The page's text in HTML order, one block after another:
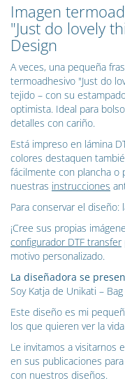
Imagen
"Just do lovely
Design
A veces, una pequeña
termoadhesivo "Just do
tejido – con su
optimista. Ideal para
detalles con cariño.
Está impreso en lámina
colores destaquen
fácilmente con plancha o
nuestras instrucciones
Para conservar el diseño:
¡Cree sus propias
configurador DTF transfer
motivo personalizado.
La diseñadora se
Soy Katja de Unikati –
Este diseño es mi
los que quieren ver la
Le invitamos a visitarnos
en sus publicaciones
con nuestros diseños.